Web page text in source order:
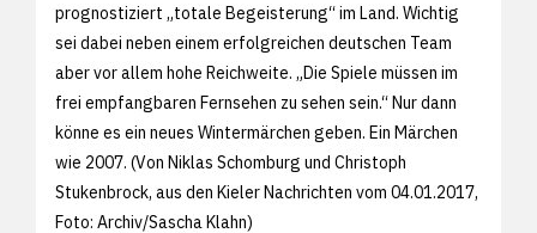
prognostiziert „totale Begeisterung“ im Land. Wichtig
sei dabei neben einem erfolgreichen deutschen Team
aber vor allem hohe Reichweite. „Die Spiele müssen im
frei empfangbaren Fernsehen zu sehen sein.“ Nur dann
könne es ein neues Wintermärchen geben. Ein Märchen
wie 2007. (Von Niklas Schomburg und Christoph
Stukenbrock, aus den Kieler Nachrichten vom 04.01.2017,
Foto: Archiv/Sascha Klahn)